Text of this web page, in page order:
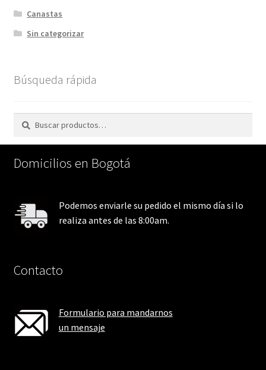
Canastas
Sin categorizar
Búsqueda rápida
Buscar
Buscar
Domicilios en Bogotá
Podemos enviarle su pedido el mismo día si lo
realiza antes de las 8:00am.
Contacto
Formulario para mandarnos
un mensaje